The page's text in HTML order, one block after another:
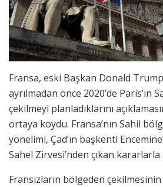
Fransa, eski Başkan Donald
ayrılmadan önce 2020’de Paris’in
çekilmeyi planladıklarını
ortaya koydu. Fransa’nın Sahil
yönelimi, Çad’ın başkenti
Sahel Zirvesi’nden çıkan
Fransızların bölgeden